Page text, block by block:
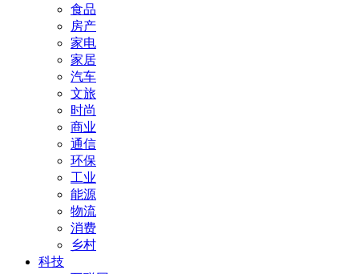
食品
房产
家电
家居
汽车
文旅
时尚
商业
通信
环保
工业
能源
物流
消费
乡村
科技